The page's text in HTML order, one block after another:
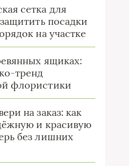
сетка для
посадки
на участке
ящиках:
тренд
флористики
на заказ: как
и красивую
без лишних